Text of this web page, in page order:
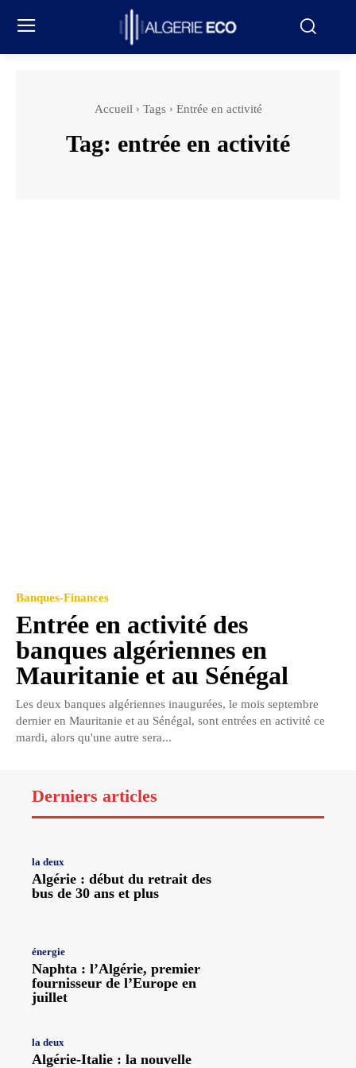
Accueil Tags Entrée en activité
Tag: entrée en activité
Banques-Finances
Entrée en activité des
banques algériennes en
Mauritanie et au Sénégal
Les deux banques algériennes inaugurées, le mois septembre
dernier en Mauritanie et au Sénégal, sont entrées en activité ce
mardi, alors qu'une autre sera...
Derniers articles
la deux
Algérie : début du retrait des
bus de 30 ans et plus
énergie
Naphta : l’Algérie, premier
fournisseur de l’Europe en
juillet
la deux
Algérie-Italie : la nouvelle